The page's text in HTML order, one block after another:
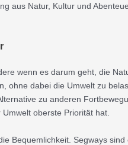
aus Natur, Kultur und
wenn es darum geht, die
ohne dabei die Umwelt zu
zu anderen
oberste Priorität hat.
Bequemlichkeit. Segways